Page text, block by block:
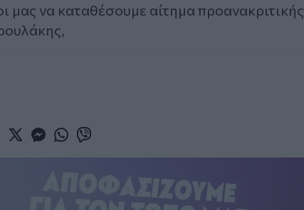
να καταθέσουμε αίτημα προανακριτικής